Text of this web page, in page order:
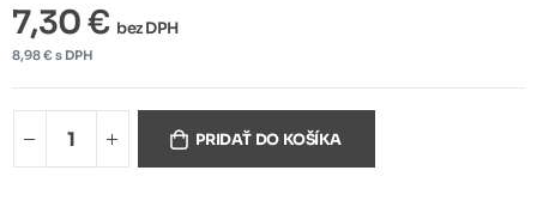
7,30 € bez DPH
8,98 € s DPH
PRIDAŤ DO KOŠÍKA